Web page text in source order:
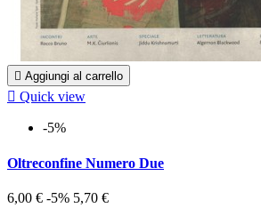
 Aggiungi al carrello
 Quick view
-5%
Oltreconfine Numero Due
6,00 € -5% 5,70 €